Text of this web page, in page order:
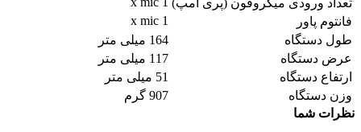
تعداد ورودی میکروفون (پری امپ)
فانتوم پاور
1 x mic
طول دستگاه
164 میلی متر
عرض دستگاه
117 میلی متر
ارتفاع دستگاه
51 میلی متر
وزن دستگاه
907 گرم
نظرات شما